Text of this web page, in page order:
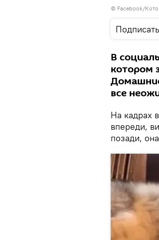
© Facebook/
В
котором
все
На кадрах
впереди,
позади,